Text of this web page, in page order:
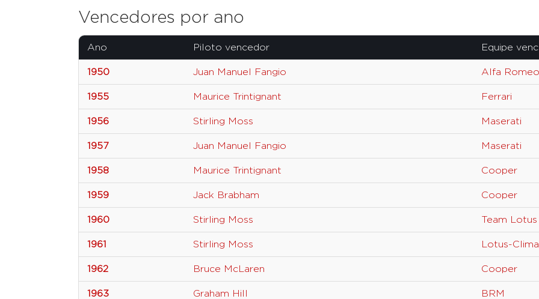
Vencedores por ano
Ano Piloto vencedor Equipe
1950 Juan Manuel Fangio Alfa Romeo
1955 Maurice Trintignant Ferrari
1956 Stirling Moss Maserati
1957 Juan Manuel Fangio Maserati
1958 Maurice Trintignant Cooper
1959 Jack Brabham Cooper
1960 Stirling Moss Team Lotus
1961 Stirling Moss Lotus-
1962 Bruce McLaren Cooper
1963 Graham Hill BRM